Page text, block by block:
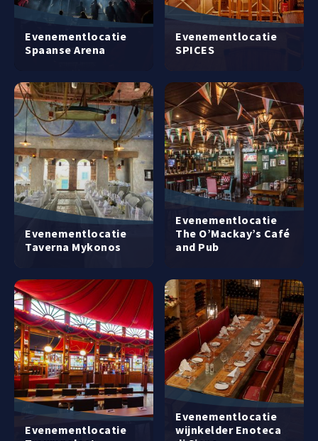
Evenementlocatie
Spaanse Arena
Evenementlocatie
SPICES
Evenementlocatie
Taverna Mykonos
Evenementlocatie
The O’Mackay’s Café
and Pub
Evenementlocatie
Evenementlocatie
wijnkelder Enoteca